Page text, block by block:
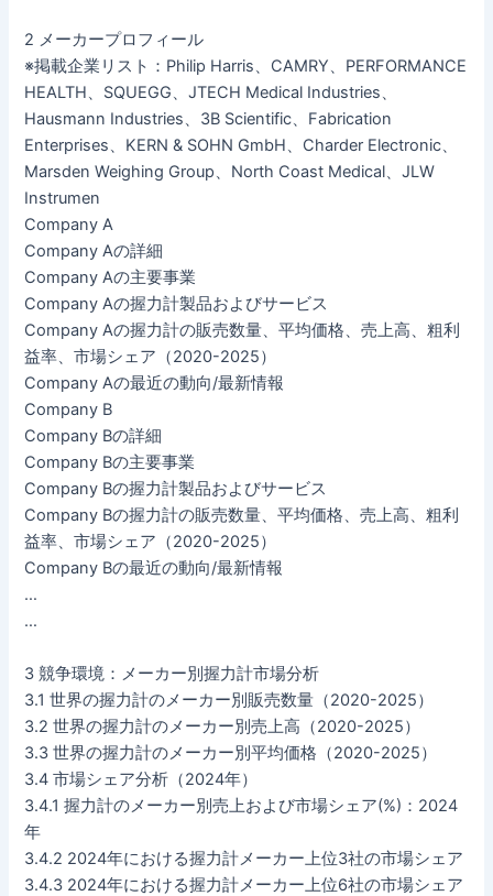
2 メーカープロフィール
※掲載企業リスト：Philip Harris、CAMRY、PERFORMANCE
HEALTH、SQUEGG、JTECH Medical Industries、
Hausmann Industries、3B Scientific、Fabrication
Enterprises、KERN & SOHN GmbH、Charder Electronic、
Marsden Weighing Group、North Coast Medical、JLW
Instrumen
Company A
Company Aの詳細
Company Aの主要事業
Company Aの握力計製品およびサービス
Company Aの握力計の販売数量、平均価格、売上高、粗利
益率、市場シェア（2020-2025）
Company Aの最近の動向/最新情報
Company B
Company Bの詳細
Company Bの主要事業
Company Bの握力計製品およびサービス
Company Bの握力計の販売数量、平均価格、売上高、粗利
益率、市場シェア（2020-2025）
Company Bの最近の動向/最新情報
…
…
3 競争環境：メーカー別握力計市場分析
3.1 世界の握力計のメーカー別販売数量（2020-2025）
3.2 世界の握力計のメーカー別売上高（2020-2025）
3.3 世界の握力計のメーカー別平均価格（2020-2025）
3.4 市場シェア分析（2024年）
3.4.1 握力計のメーカー別売上および市場シェア(%)：2024
年
3.4.2 2024年における握力計メーカー上位3社の市場シェア
3.4.3 2024年における握力計メーカー上位6社の市場シェア